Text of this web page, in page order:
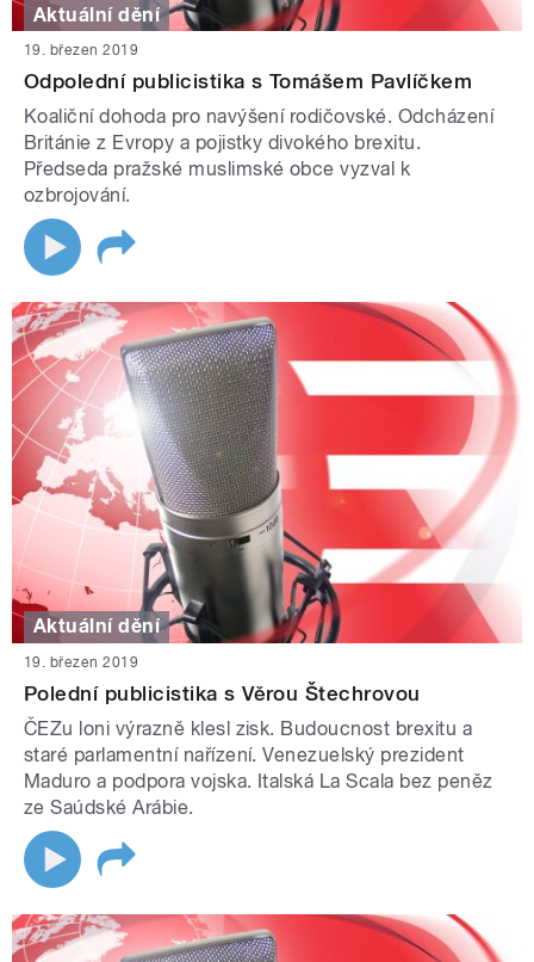
Aktuální dění
19. březen 2019
Odpolední publicistika s Tomášem Pavlíčkem
Koaliční dohoda pro navýšení rodičovské. Odcházení
Británie z Evropy a pojistky divokého brexitu.
Předseda pražské muslimské obce vyzval k
ozbrojování.
Aktuální dění
19. březen 2019
Polední publicistika s Věrou Štechrovou
ČEZu loni výrazně klesl zisk. Budoucnost brexitu a
staré parlamentní nařízení. Venezuelský prezident
Maduro a podpora vojska. Italská La Scala bez peněz
ze Saúdské Arábie.